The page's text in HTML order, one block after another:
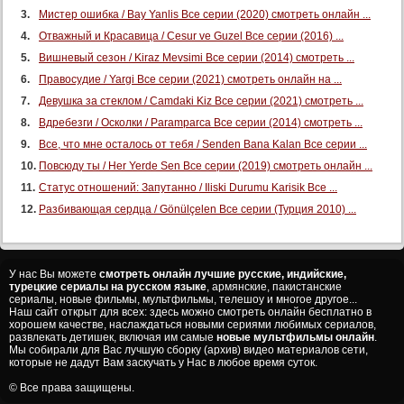
Мистер ошибка / Bay Yanlis Все серии (2020) смотреть онлайн ...
Отважный и Красавица / Cesur ve Guzel Все серии (2016) ...
Вишневый сезон / Kiraz Mevsimi Все серии (2014) смотреть ...
Правосудие / Yargi Все серии (2021) смотреть онлайн на ...
Девушка за стеклом / Camdaki Kiz Все серии (2021) смотреть ...
Вдребезги / Осколки / Paramparca Все серии (2014) смотреть ...
Все, что мне осталось от тебя / Senden Bana Kalan Все серии ...
Повсюду ты / Her Yerde Sen Все серии (2019) смотреть онлайн ...
Статус отношений: Запутанно / Iliski Durumu Karisik Все ...
Разбивающая сердца / Gönülçelen Все серии (Турция 2010) ...
У нас Вы можете смотреть онлайн лучшие русские, индийские,
турецкие сериалы на русском языке, армянские, пакистанские
сериалы, новые фильмы, мультфильмы, телешоу и многое другое...
Наш сайт открыт для всех: здесь можно смотреть онлайн бесплатно в
хорошем качестве, наслаждаться новыми сериями любимых сериалов,
развлекать детишек, включая им самые новые мультфильмы онлайн.
Мы собирали для Вас лучшую сборку (архив) видео материалов сети,
которые не дадут Вам заскучать у Нас в любое время суток.
© Все права защищены.